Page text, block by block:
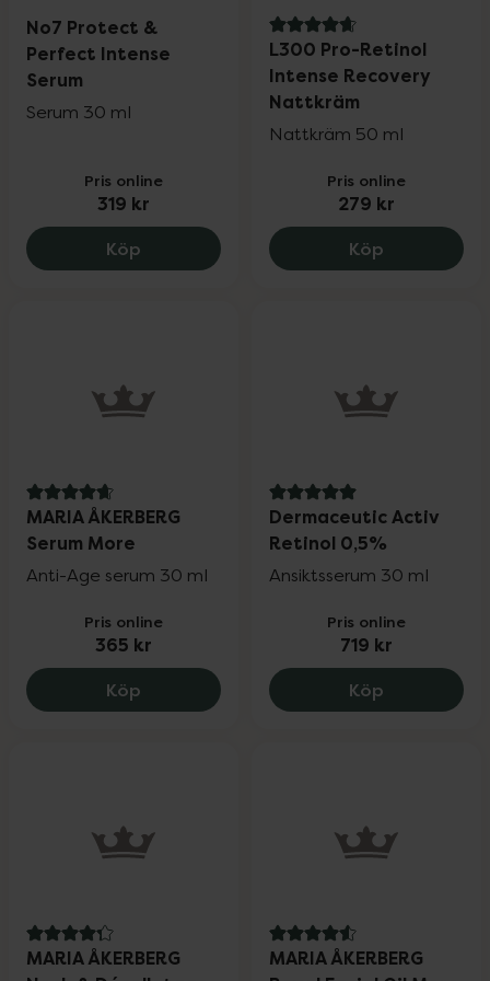
No7 Protect &
Perfect Intense
Serum
Serum 30 ml
Pris online
319 kr
Köp No7 Protect & Perfect Intense Serum,
4.8 av 5 i omdöme
L300 Pro-Retinol
Intense Recovery
Nattkräm
Nattkräm 50 ml
Pris online
279 kr
Köp L300 Pro-
4.8 av 5 i omdöme
MARIA ÅKERBERG
Serum More
Anti-Age serum 30 ml
Pris online
365 kr
Köp MARIA ÅKERBERG Serum More, 365 kr.
5 av 5 i omdöme
Dermaceutic Activ
Retinol 0,5%
Ansiktsserum 30 ml
Pris online
719 kr
Köp
4.3 av 5 i omdöme
MARIA ÅKERBERG
4.6 av 5 i omdöme
MARIA ÅKERBERG